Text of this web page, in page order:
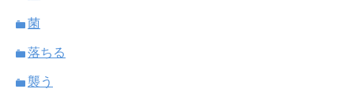
菌
落ちる
襲う